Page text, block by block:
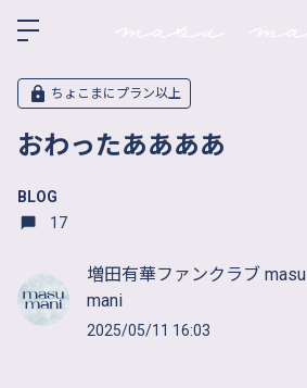
ちょこまにプラン以上
おわったああああ
BLOG
17
増田有華ファンクラブ masu
mani
2025/05/11 16:03